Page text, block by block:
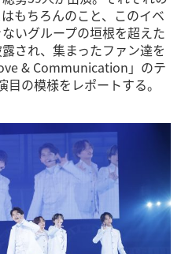
もちろんのこと、このイベ
いグループの垣根を超えた
され、集まったファン達を
& Communication」のテ
の模様をレポートする。